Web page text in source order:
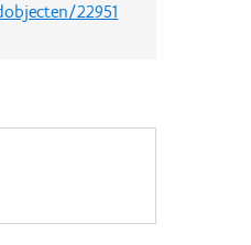
22951